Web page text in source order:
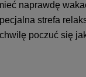
naprawdę
strefa
poczuć się